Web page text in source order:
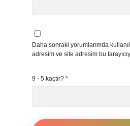
Daha sonraki yorumlarımda
adresim ve site adresim bu
9 - 5 kaçtır? *